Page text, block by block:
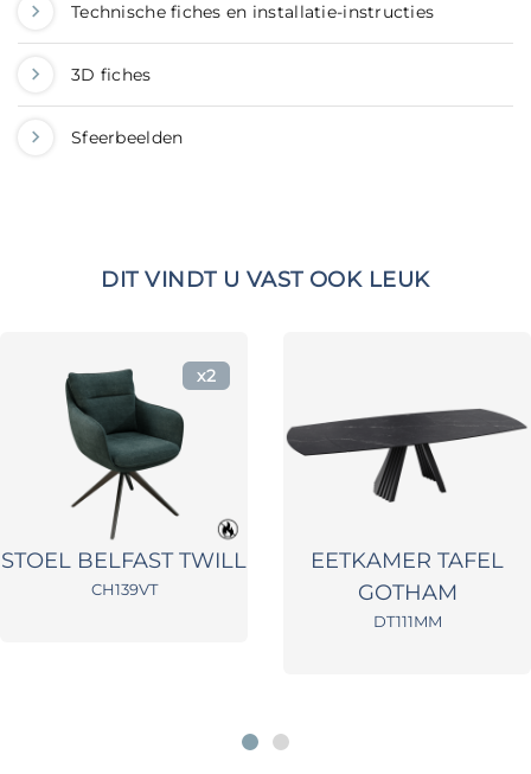
Technische fiches en installatie-instructies
3D fiches
Sfeerbeelden
DIT VINDT U VAST OOK LEUK
STOEL BELFAST TWILL
CH139VT
x2
EETKAMER TAFEL
GOTHAM
DT111MM